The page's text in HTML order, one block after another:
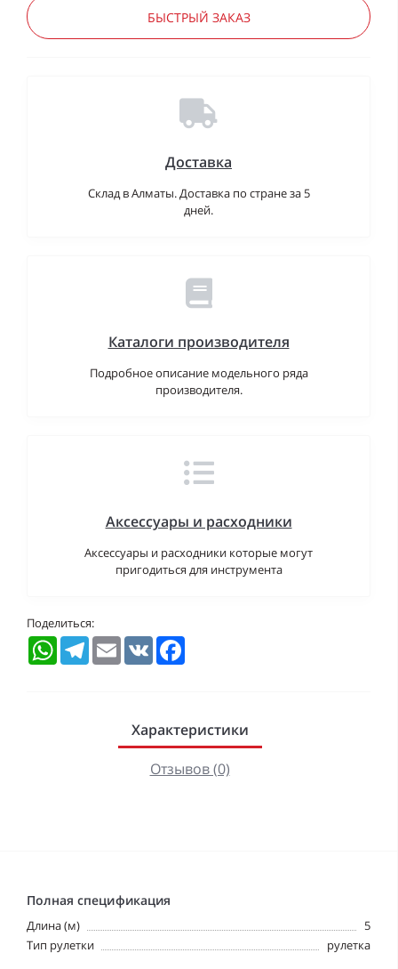
БЫСТРЫЙ ЗАКАЗ
Доставка
Склад в Алматы. Доставка по стране за 5
дней.
Каталоги производителя
Подробное описание модельного ряда
производителя.
Аксессуары и расходники
Аксессуары и расходники которые могут
пригодиться для инструмента
Поделиться:
WhatsAppTelegramEmail VK
Характеристики
Отзывов (0)
Полная спецификация
Длина (м)
5
Тип рулетки
рулетка